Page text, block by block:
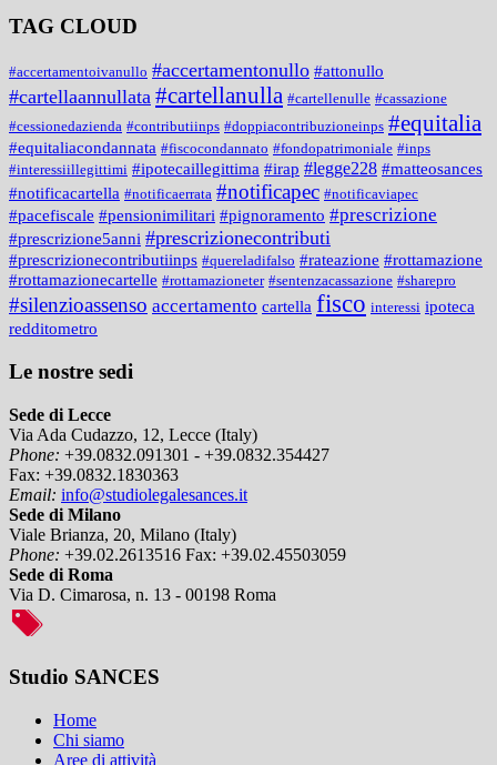
TAG CLOUD
#accertamentoivanullo #accertamentonullo #attonullo
#cartellaannullata #cartellanulla #cartellenulle #cassazione
#cessionedazienda #contributiinps #doppiacontribuzioneinps #equitalia
#equitaliacondannata #fiscocondannato #fondopatrimoniale #inps
#interessiillegittimi #ipotecaillegittima #irap #legge228 #matteosances
#notificacartella #notificaerrata #notificapec #notificaviapec
#pacefiscale #pensionimilitari #pignoramento #prescrizione
#prescrizione5anni #prescrizionecontributi
#prescrizionecontributiinps #quereladifalso #rateazione #rottamazione
#rottamazionecartelle #rottamazioneter #sentenzacassazione #sharepro
#silenzioassenso accertamento cartella fisco interessi ipoteca
redditometro
Le nostre sedi
Sede di Lecce
Via Ada Cudazzo, 12, Lecce (Italy)
Phone: +39.0832.091301 - +39.0832.354427
Fax: +39.0832.1830363
Email: info@studiolegalesances.it
Sede di Milano
Viale Brianza, 20, Milano (Italy)
Phone: +39.02.2613516 Fax: +39.02.45503059
Sede di Roma
Via D. Cimarosa, n. 13 - 00198 Roma
Studio SANCES
Home
Chi siamo
Aree di attività